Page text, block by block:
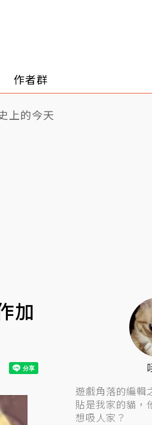
作者群
上的今天
加
遊戲角落的編輯
貼是我家的貓，
想吸人家？